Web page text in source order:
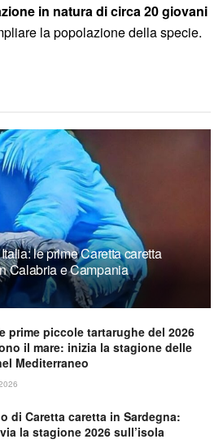
in natura di circa 20 giovani
la popolazione della specie.
le prime Caretta caretta
Calabria e Campania
prime piccole tartarughe del 2026
il mare: inizia la stagione delle
Mediterraneo
di Caretta caretta in Sardegna:
la stagione 2026 sull’isola